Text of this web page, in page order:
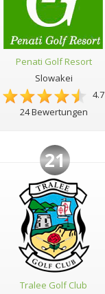
Penati Golf Resort
Slowakei
4.7
24 Bewertungen
21
Tralee Golf Club